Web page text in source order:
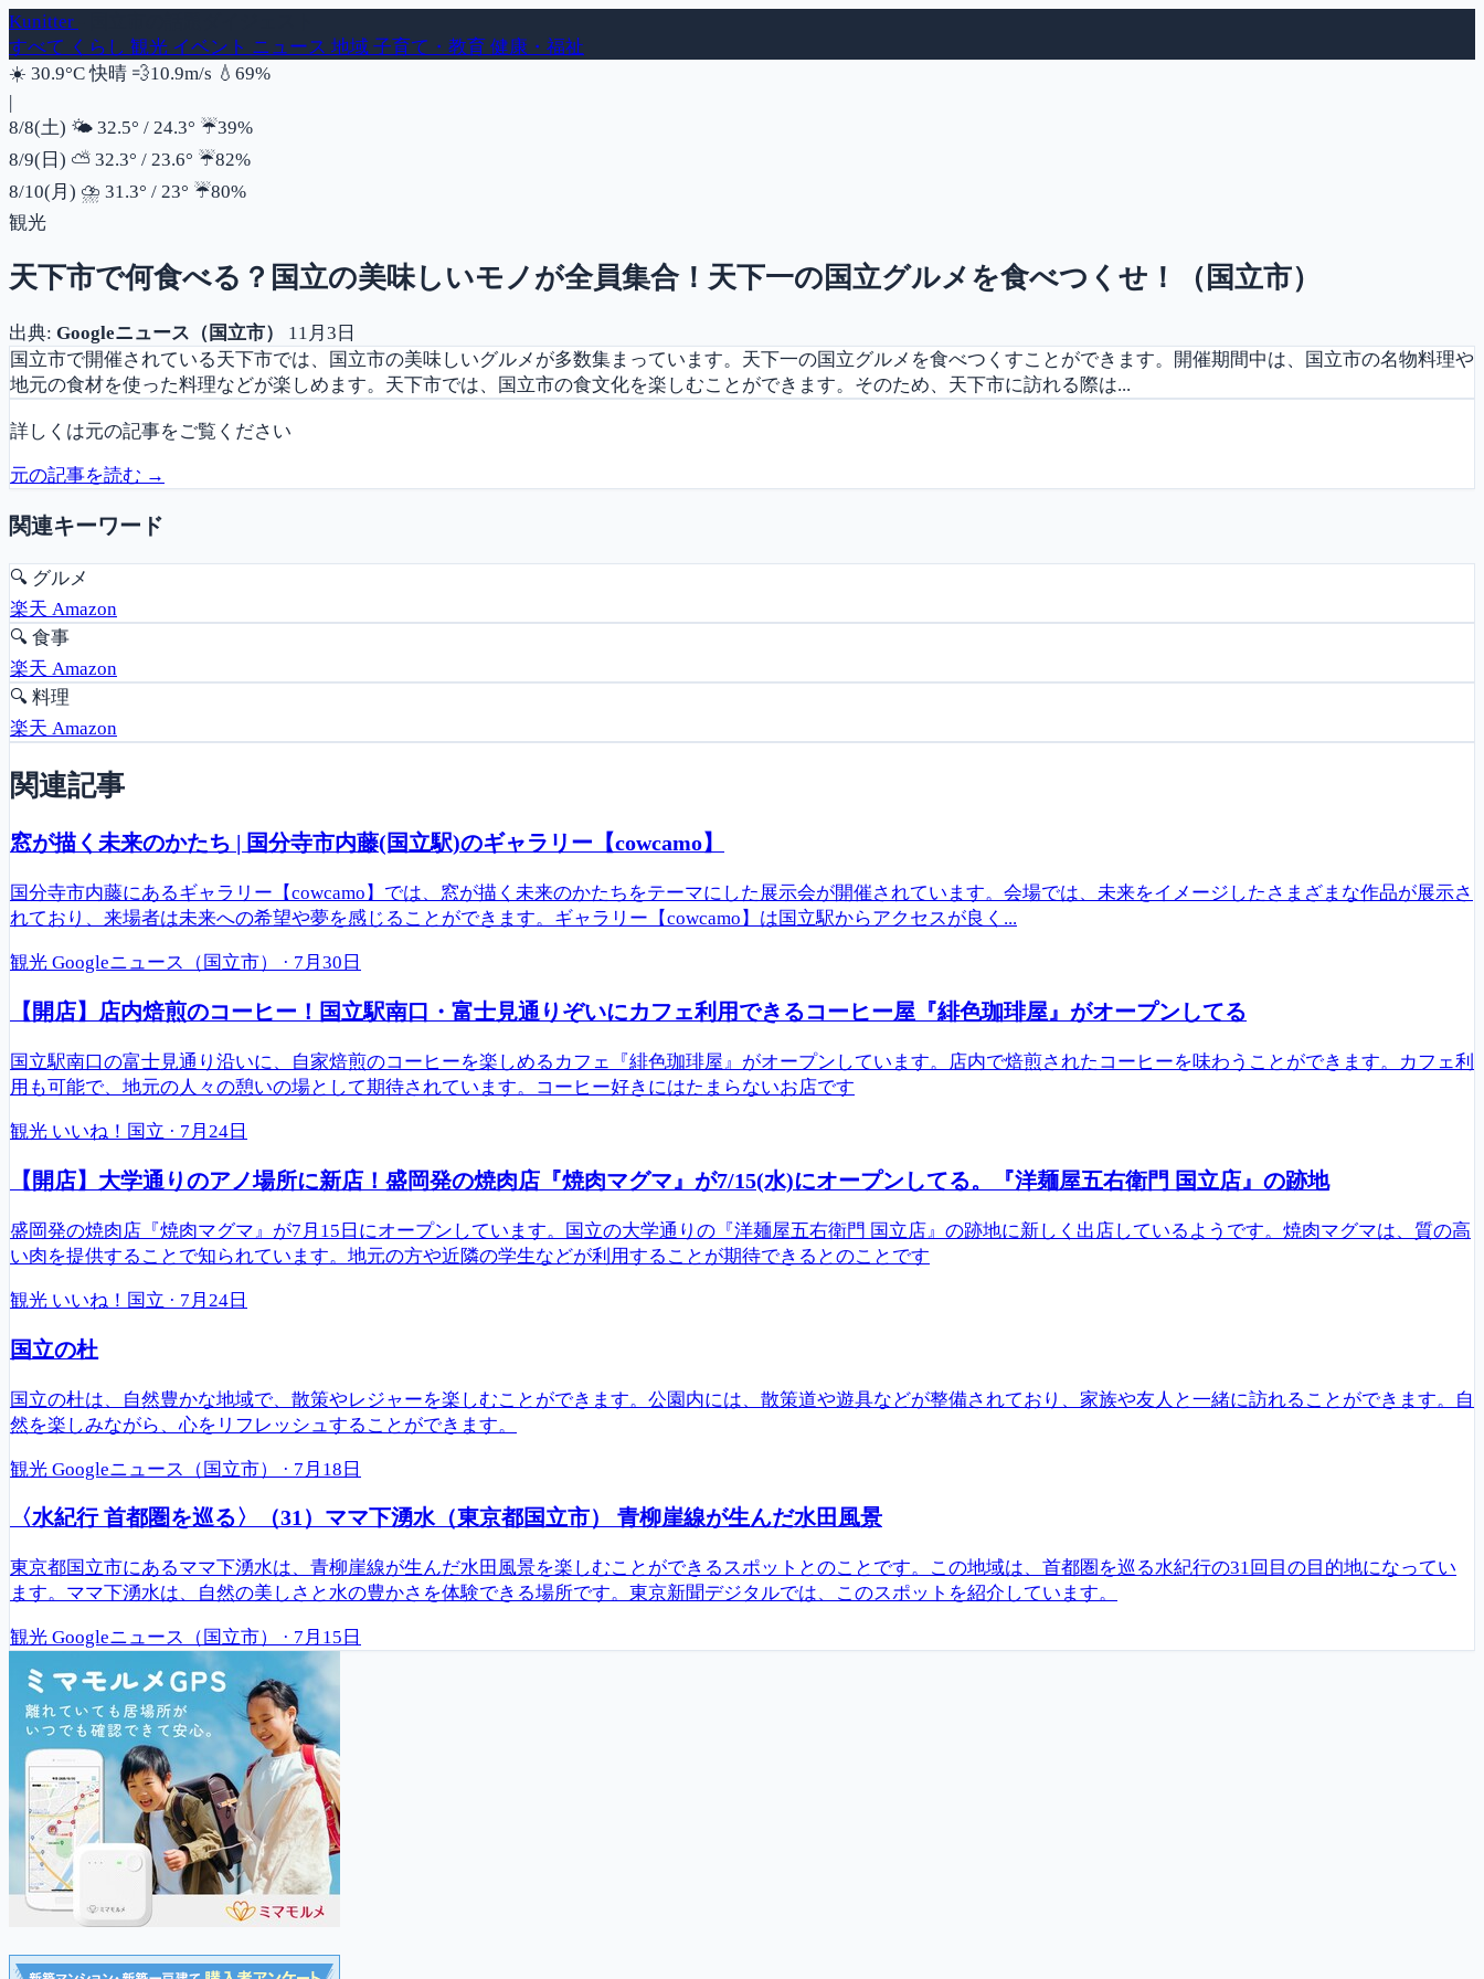
Kunitter
すべて くらし 観光 イベント ニュース 地域 子育て・教育 健康・福祉
☀️ 30.9°C 快晴 💨風速
10.9m/s 💧 湿度
69%
|
8/8(土) 🌤️ 32.5° / 24.3° ☔降水確率
39%
8/9(日) ⛅ 32.3° / 23.6° ☔降水確率
82%
8/10(月) ⛈️ 31.3° / 23° ☔降水確率
80%
観光
天下市で何食べる？国立の美味しいモノが全員集合！天下一の国立グルメを食べつくせ！（国立市）
出典: Googleニュース（国立市）
11月3日
国立市で開催されている天下市では、国立市の美味しいグルメが多数集まっています。天下一の国立グルメを食べつくすことができます。開催期間中は、国立市の名物料理や
地元の食材を使った料理などが楽しめます。天下市では、国立市の食文化を楽しむことができます。そのため、天下市に訪れる際は...
詳しくは元の記事をご覧ください
元の記事を読む →
関連キーワード
🔍 グルメ
楽天 Amazon
🔍 食事
楽天 Amazon
🔍 料理
楽天 Amazon
関連記事
窓が描く未来のかたち | 国分寺市内藤(国立駅)のギャラリー【cowcamo】
国分寺市内藤にあるギャラリー【cowcamo】では、窓が描く未来のかたちをテーマにした展示会が開催されています。会場では、未来をイメージしたさまざまな作品が展示さ
れており、来場者は未来への希望や夢を感じることができます。ギャラリー【cowcamo】は国立駅からアクセスが良く...
観光 Googleニュース（国立市） · 7月30日
【開店】店内焙煎のコーヒー！国立駅南口・富士見通りぞいにカフェ利用できるコーヒー屋『緋色珈琲屋』がオープンしてる
国立駅南口の富士見通り沿いに、自家焙煎のコーヒーを楽しめるカフェ『緋色珈琲屋』がオープンしています。店内で焙煎されたコーヒーを味わうことができます。カフェ利
用も可能で、地元の人々の憩いの場として期待されています。コーヒー好きにはたまらないお店です
観光 いいね！国立 · 7月24日
【開店】大学通りのアノ場所に新店！盛岡発の焼肉店『焼肉マグマ』が7/15(水)にオープンしてる。『洋麺屋五右衛門 国立店』の跡地
盛岡発の焼肉店『焼肉マグマ』が7月15日にオープンしています。国立の大学通りの『洋麺屋五右衛門 国立店』の跡地に新しく出店しているようです。焼肉マグマは、質の高
い肉を提供することで知られています。地元の方や近隣の学生などが利用することが期待できるとのことです
観光 いいね！国立 · 7月24日
国立の杜
国立の杜は、自然豊かな地域で、散策やレジャーを楽しむことができます。公園内には、散策道や遊具などが整備されており、家族や友人と一緒に訪れることができます。自
然を楽しみながら、心をリフレッシュすることができます。
観光 Googleニュース（国立市） · 7月18日
〈水紀行 首都圏を巡る〉（31）ママ下湧水（東京都国立市） 青柳崖線が生んだ水田風景
東京都国立市にあるママ下湧水は、青柳崖線が生んだ水田風景を楽しむことができるスポットとのことです。この地域は、首都圏を巡る水紀行の31回目の目的地になってい
ます。ママ下湧水は、自然の美しさと水の豊かさを体験できる場所です。東京新聞デジタルでは、このスポットを紹介しています。
観光 Googleニュース（国立市） · 7月15日